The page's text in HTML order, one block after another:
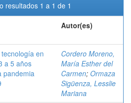
resultados 1 a 1 de 1
Autor(es)
en
a 5 años
pandemia
Cordero Moreno,
María Esther del
Carmen; Ormaza
Sigüenza, Lesslie
Mariana